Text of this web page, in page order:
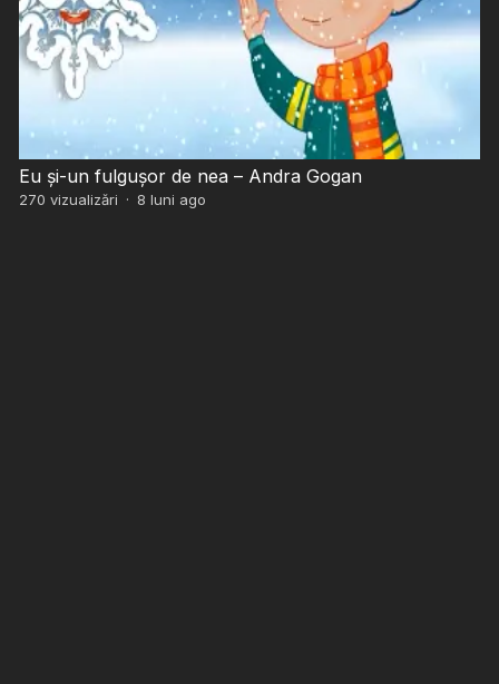
Eu și-un fulgușor de nea – Andra Gogan
270 vizualizări · 8 luni ago